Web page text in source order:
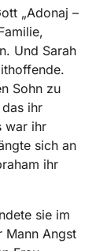
„Adonaj –
Und Sarah
Sohn zu
ihr
war ihr
sich an
ihr
sie im
Mann Angst